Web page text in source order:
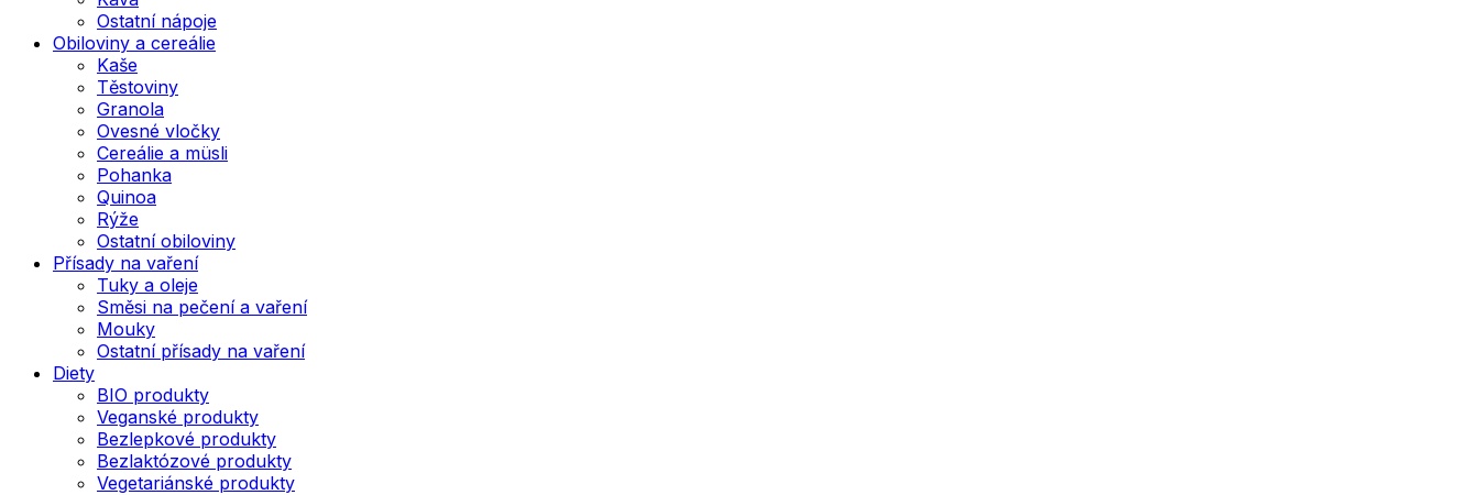
Ostatní nápoje
Obiloviny a cereálie
Kaše
Těstoviny
Granola
Ovesné vločky
Cereálie a müsli
Pohanka
Quinoa
Rýže
Ostatní obiloviny
Přísady na vaření
Tuky a oleje
Směsi na pečení a vaření
Mouky
Ostatní přísady na vaření
Diety
BIO produkty
Veganské produkty
Bezlepkové produkty
Bezlaktózové produkty
Vegetariánské produkty